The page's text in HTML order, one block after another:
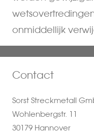
onmiddellijk
Contact
Sorst Streckmetall
Wohlenbergstr. 11
30179 Hannover